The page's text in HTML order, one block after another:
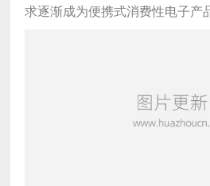
求逐渐成为便携式消费性电子产